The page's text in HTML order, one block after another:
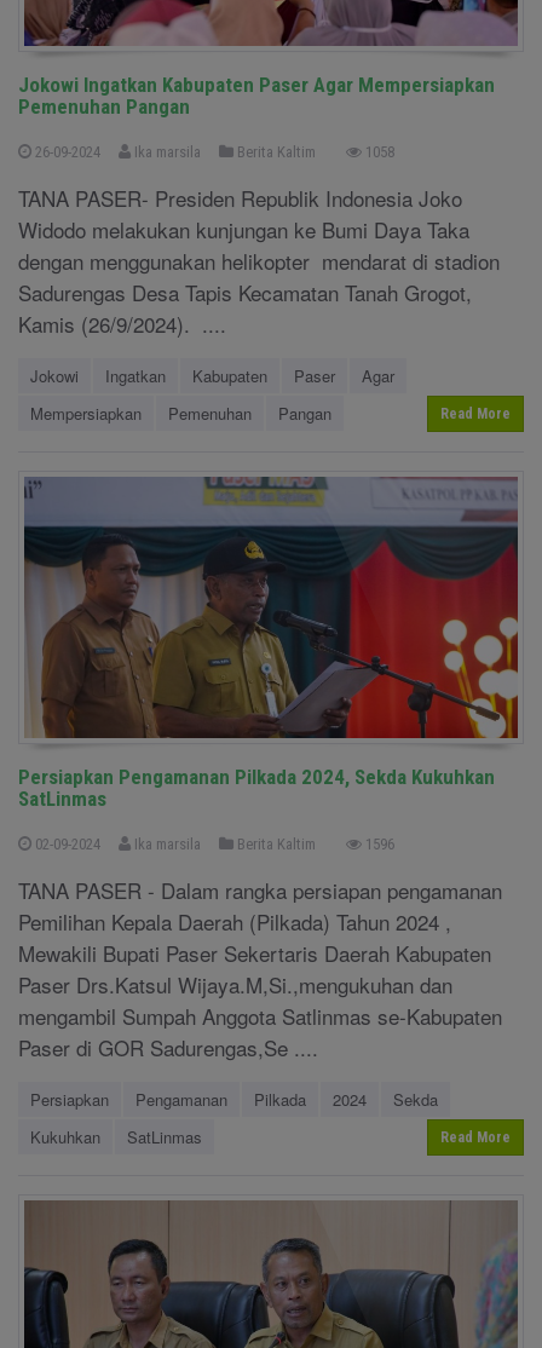
Jokowi Ingatkan Kabupaten Paser Agar Mempersiapkan
Pemenuhan Pangan
26-09-2024 Ika marsila Berita Kaltim 1058
TANA PASER- Presiden Republik Indonesia Joko
Widodo melakukan kunjungan ke Bumi Daya Taka
dengan menggunakan helikopter mendarat di stadion
Sadurengas Desa Tapis Kecamatan Tanah Grogot,
Kamis (26/9/2024). ....
Jokowi Ingatkan Kabupaten Paser
Agar
Mempersiapkan
Pemenuhan Pangan Read More
Persiapkan Pengamanan Pilkada 2024, Sekda Kukuhkan
SatLinmas
02-09-2024 Ika marsila Berita Kaltim 1596
TANA PASER - Dalam rangka persiapan pengamanan
Pemilihan Kepala Daerah (Pilkada) Tahun 2024 ,
Mewakili Bupati Paser Sekertaris Daerah Kabupaten
Paser Drs.Katsul Wijaya.M,Si.,mengukuhan dan
mengambil Sumpah Anggota Satlinmas se-Kabupaten
Paser di GOR Sadurengas,Se ....
Persiapkan Pengamanan Pilkada 2024
Sekda
Kukuhkan
SatLinmas Read More